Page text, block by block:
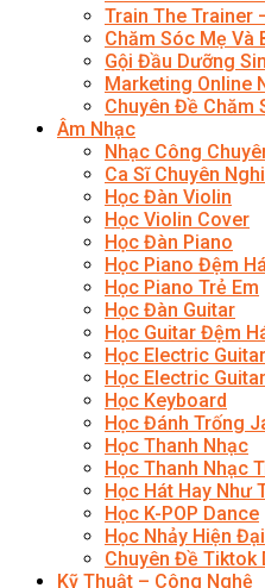
Train The Trainer
Chăm Sóc Mẹ Và
Gội Đầu Dưỡng
Marketing Online
Chuyên Đề Chăm
Âm Nhạc
Nhạc Công
Ca Sĩ Chuyên
Học Đàn Violin
Học Violin Cover
Học Đàn Piano
Học Piano Đệm
Học Piano Trẻ Em
Học Đàn Guitar
Học Guitar Đệm
Học Electric
Học Electric
Học Keyboard
Học Đánh Trống
Học Thanh Nhạc
Học Thanh Nhạc
Học Hát Hay Như
Học K-POP Dance
Học Nhảy Hiện Đại
Chuyên Đề Tiktok
Kỹ Thuật – Công Nghệ